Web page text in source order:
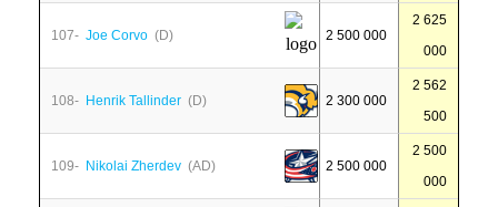
107- Joe Corvo (D) 2 500 000
2 625
000
108- Henrik Tallinder (D) 2 300 000
2 562
500
109- Nikolai Zherdev (AD) 2 500 000
2 500
000